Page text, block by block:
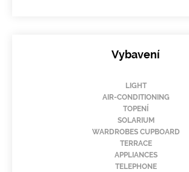
Vybavení
LIGHT
AIR-CONDITIONING
TOPENÍ
SOLARIUM
WARDROBES CUPBOARD
TERRACE
APPLIANCES
TELEPHONE